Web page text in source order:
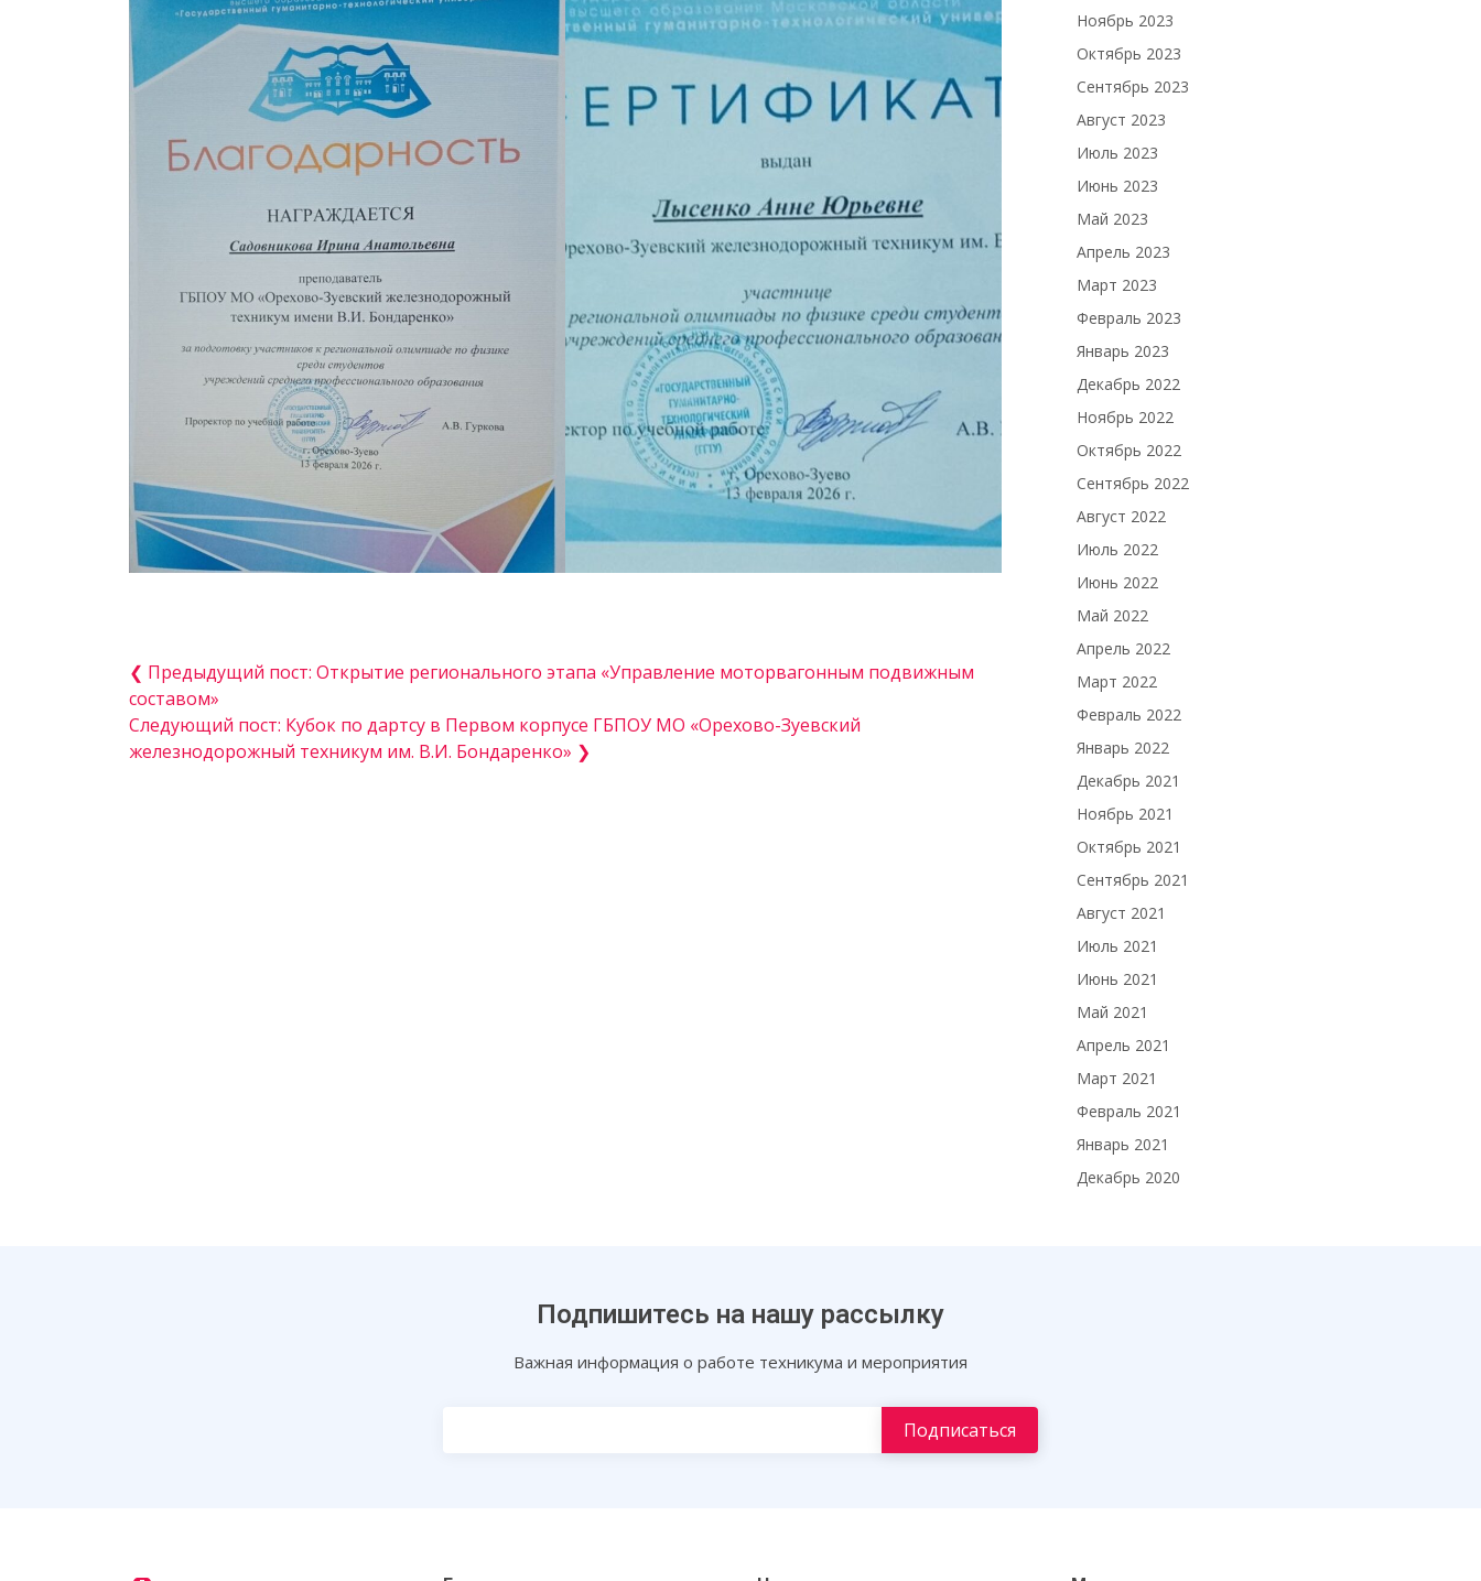
❮ Предыдущий пост: Открытие регионального этапа «Управление моторвагонным подвижным
составом»
Следующий пост: Кубок по дартсу в Первом корпусе ГБПОУ МО «Орехово-Зуевский
железнодорожный техникум им. В.И. Бондаренко» ❯
Ноябрь 2023
Октябрь 2023
Сентябрь 2023
Август 2023
Июль 2023
Июнь 2023
Май 2023
Апрель 2023
Март 2023
Февраль 2023
Январь 2023
Декабрь 2022
Ноябрь 2022
Октябрь 2022
Сентябрь 2022
Август 2022
Июль 2022
Июнь 2022
Май 2022
Апрель 2022
Март 2022
Февраль 2022
Январь 2022
Декабрь 2021
Ноябрь 2021
Октябрь 2021
Сентябрь 2021
Август 2021
Июль 2021
Июнь 2021
Май 2021
Апрель 2021
Март 2021
Февраль 2021
Январь 2021
Декабрь 2020
Подпишитесь на нашу рассылку
Важная информация о работе техникума и мероприятия